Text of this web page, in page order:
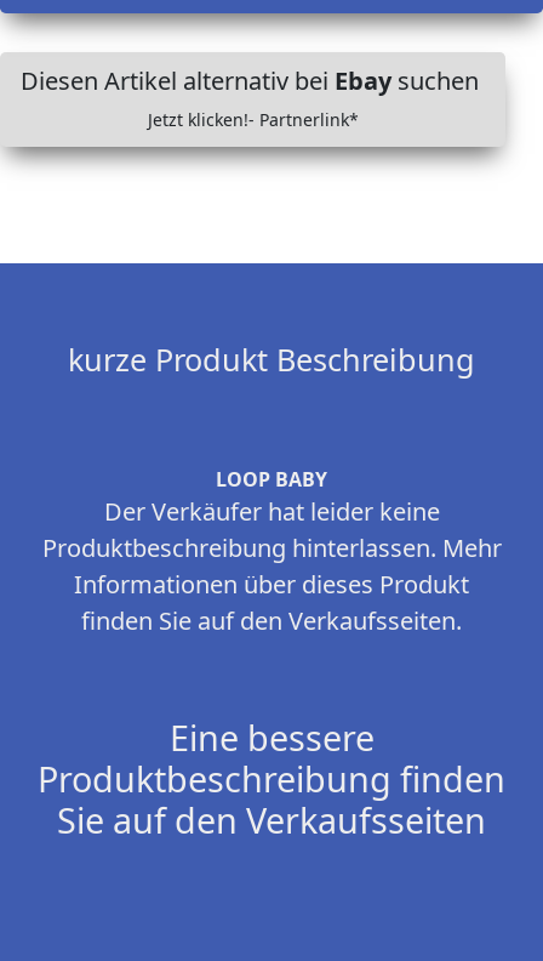
Diesen Artikel alternativ bei Ebaysuchen
Jetzt klicken!- Partnerlink*
kurze Produkt Beschreibung
LOOP BABY
Der Verkäufer hat leider keine
Produktbeschreibung hinterlassen. Mehr
Informationen über dieses Produkt
finden Sie auf den Verkaufsseiten.
Eine bessere
Produktbeschreibung finden
Sie auf den Verkaufsseiten